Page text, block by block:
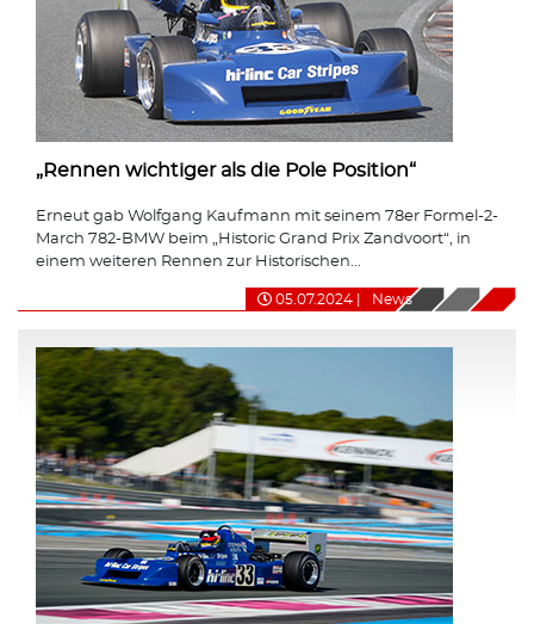
„Rennen wichtiger als die Pole Position“
Erneut gab Wolfgang Kaufmann mit seinem 78er Formel-2-
March 782-BMW beim „Historic Grand Prix Zandvoort“, in
einem weiteren Rennen zur Historischen...
05.07.2024 News